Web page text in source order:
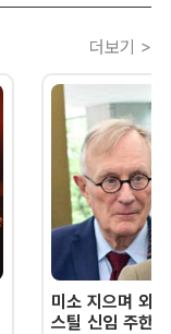
더보기 >
미소 지으며 외
스틸 신임 주한